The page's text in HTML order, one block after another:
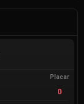
Placar
0